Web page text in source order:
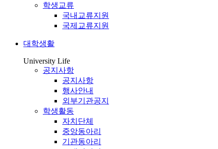
학생교류
국내교류지원
국제교류지원
대학생활
University Life
공지사항
공지사항
행사안내
외부기관공지
학생활동
자치단체
중앙동아리
기관동아리